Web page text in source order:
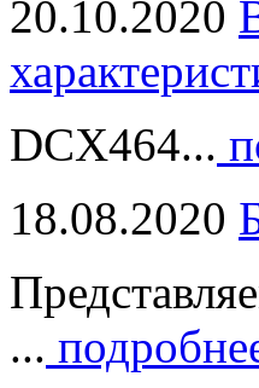
20.10.2020
DCX464...
18.08.2020
...